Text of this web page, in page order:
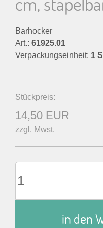
Barhocker
Art.: 61925.01
Verpackungseinheit: 1
Stückpreis:
14,50 EUR
zzgl. Mwst.
in den